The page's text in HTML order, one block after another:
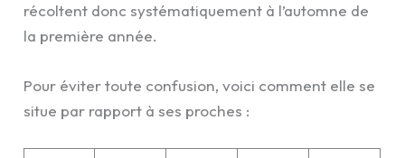
récoltent donc systématiquement à l’automne de
la première année.
Pour éviter toute confusion, voici comment elle se
situe par rapport à ses proches :